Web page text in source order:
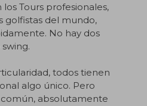
los Tours profesionales,
golfistas del mundo,
No hay dos
todos tienen
algo único. Pero
absolutamente